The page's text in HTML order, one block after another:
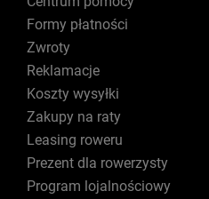
Formy płatności
Zwroty
Reklamacje
Koszty wysyłki
Zakupy na raty
Leasing roweru
Prezent dla rowerzysty
Program lojalnościowy